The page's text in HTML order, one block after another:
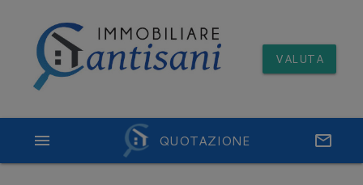
VALUTA
QUOTAZIONE email
menu